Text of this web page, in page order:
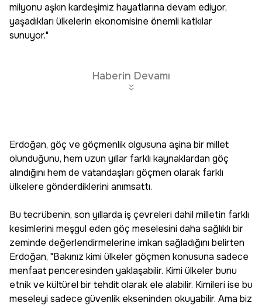
milyonu aşkın kardeşimiz hayatlarına devam ediyor,
yaşadıkları ülkelerin ekonomisine önemli katkılar
sunuyor."
Haberin Devamı
Erdoğan, göç ve göçmenlik olgusuna aşina bir millet
olunduğunu, hem uzun yıllar farklı kaynaklardan göç
alındığını hem de vatandaşları göçmen olarak farklı
ülkelere gönderdiklerini anımsattı.
Bu tecrübenin, son yıllarda iş çevreleri dahil milletin farklı
kesimlerini meşgul eden göç meselesini daha sağlıklı bir
zeminde değerlendirmelerine imkan sağladığını belirten
Erdoğan, "Bakınız kimi ülkeler göçmen konusuna sadece
menfaat penceresinden yaklaşabilir. Kimi ülkeler bunu
etnik ve kültürel bir tehdit olarak ele alabilir. Kimileri ise bu
meseleyi sadece güvenlik ekseninden okuyabilir. Ama biz